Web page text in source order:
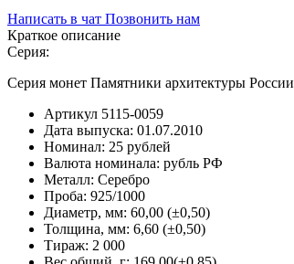
Написать в чат Позвонить нам
Краткое описание
Серия:
Серия монет Памятники архитектуры России
Артикул 5115-0059
Дата выпуска: 01.07.2010
Номинал: 25 рублей
Валюта номинала: рубль РФ
Металл: Серебро
Проба: 925/1000
Диаметр, мм: 60,00 (±0,50)
Толщина, мм: 6,60 (±0,50)
Тираж: 2 000